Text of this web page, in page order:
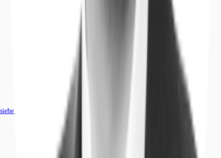
siehe passende Mietobjekte